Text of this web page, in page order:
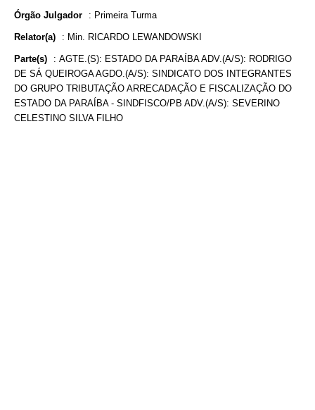
Órgão Julgador : Primeira Turma
Relator(a) : Min. RICARDO LEWANDOWSKI
Parte(s) : AGTE.(S): ESTADO DA PARAÍBA ADV.(A/S): RODRIGO
DE SÁ QUEIROGA AGDO.(A/S): SINDICATO DOS INTEGRANTES
DO GRUPO TRIBUTAÇÃO ARRECADAÇÃO E FISCALIZAÇÃO DO
ESTADO DA PARAÍBA - SINDFISCO/PB ADV.(A/S): SEVERINO
CELESTINO SILVA FILHO